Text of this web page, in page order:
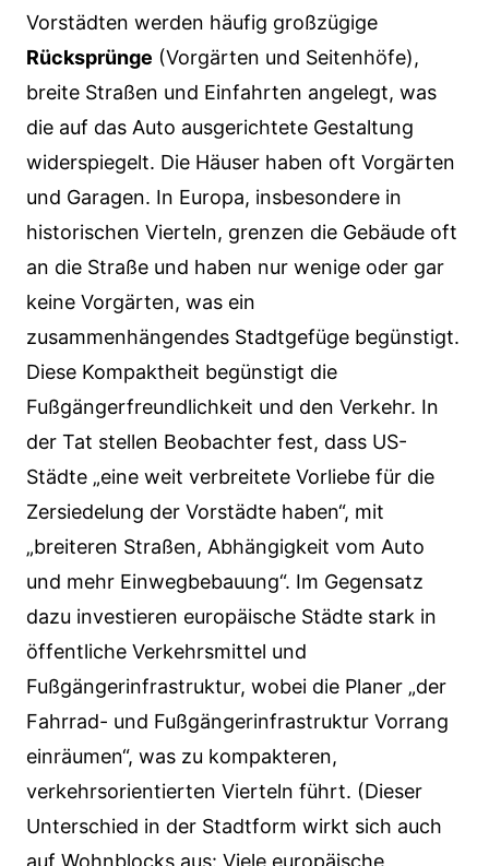
Vorstädten werden häufig großzügige
Rücksprünge (Vorgärten und Seitenhöfe),
breite Straßen und Einfahrten angelegt, was
die auf das Auto ausgerichtete Gestaltung
widerspiegelt. Die Häuser haben oft Vorgärten
und Garagen. In Europa, insbesondere in
historischen Vierteln, grenzen die Gebäude oft
an die Straße und haben nur wenige oder gar
keine Vorgärten, was ein
zusammenhängendes Stadtgefüge begünstigt.
Diese Kompaktheit begünstigt die
Fußgängerfreundlichkeit und den Verkehr. In
der Tat stellen Beobachter fest, dass US-
Städte „eine weit verbreitete Vorliebe für die
Zersiedelung der Vorstädte haben“, mit
„breiteren Straßen, Abhängigkeit vom Auto
und mehr Einwegbebauung“. Im Gegensatz
dazu investieren europäische Städte stark in
öffentliche Verkehrsmittel und
Fußgängerinfrastruktur, wobei die Planer „der
Fahrrad- und Fußgängerinfrastruktur Vorrang
einräumen“, was zu kompakteren,
verkehrsorientierten Vierteln führt. (Dieser
Unterschied in der Stadtform wirkt sich auch
auf Wohnblocks aus: Viele europäische